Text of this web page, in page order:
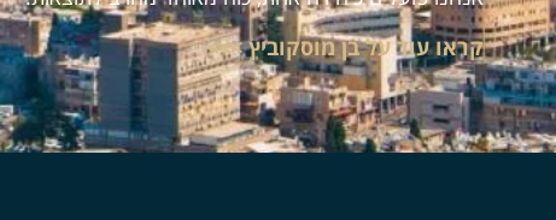
קראו עוד על בן מוסקוביץ >>>